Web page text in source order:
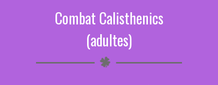
Combat Calisthenics
(adultes)